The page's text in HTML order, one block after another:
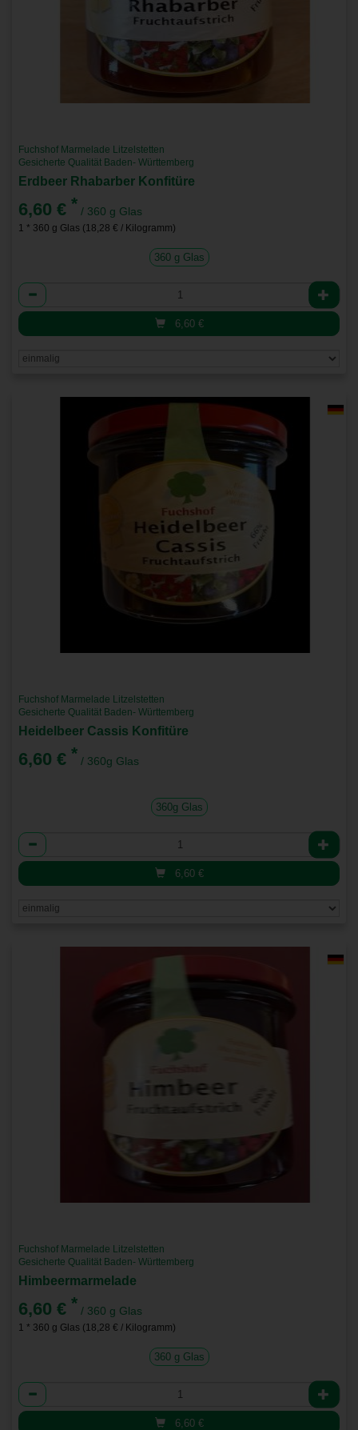
Fuchshof Marmelade Litzelstetten
Gesicherte Qualität Baden- Württemberg
Erdbeer Rhabarber Konfitüre
6,60 € * / 360 g Glas
1 * 360 g Glas (18,28 € / Kilogramm)
360 g Glas
Anzahl
6,60 €
Fuchshof Marmelade Litzelstetten
Gesicherte Qualität Baden- Württemberg
Heidelbeer Cassis Konfitüre
6,60 € * / 360g Glas
360g Glas
Anzahl
6,60 €
Fuchshof Marmelade Litzelstetten
Gesicherte Qualität Baden- Württemberg
Himbeermarmelade
6,60 € * / 360 g Glas
1 * 360 g Glas (18,28 € / Kilogramm)
360 g Glas
Anzahl
6,60 €